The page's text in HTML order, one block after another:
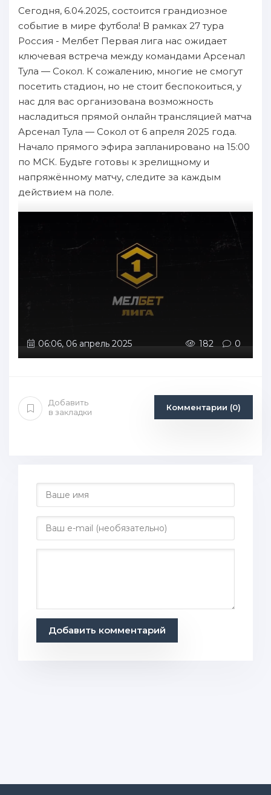
Сегодня, 6.04.2025, состоится грандиозное
событие в мире футбола! В рамках 27 тура
Россия - Мелбет Первая лига нас ожидает
ключевая встреча между командами Арсенал
Тула — Сокол. К сожалению, многие не смогут
посетить стадион, но не стоит беспокоиться, у
нас для вас организована возможность
насладиться прямой онлайн трансляцией матча
Арсенал Тула — Сокол от 6 апреля 2025 года.
Начало прямого эфира запланировано на 15:00
по МСК. Будьте готовы к зрелищному и
напряжённому матчу, следите за каждым
действием на поле.
06:06, 06 апрель 2025 182 0
Добавить
в закладки
Комментарии (0)
Добавить комментарий